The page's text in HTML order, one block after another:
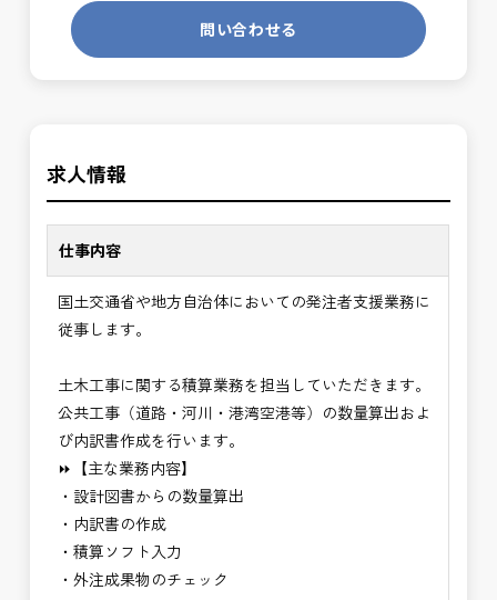
・積算ソフト入力
・外注成果物のチェック
・建設コンサルタント経験者
＊受注が多く、増員募集しております。
発注者支援業務は、社会基盤を支える大切な仕事で
の環境で、私たちと一緒に未来を築いていきません
か？
発注者側の立場で業務を行う、やりがいのあるお仕
事です。
長期的にお仕事が出来る方を募集しております。
✅ストレスのない、上下関係を気にしなくてもよい
職場環境
✅「仕事のやりがい」と「賃金」のバランスを大切
に致します。
⭐＝＝お祝い金100,000円＝＝⭐
※お祝い金の支給条件は、入社より3ヶ月経過され
その他支給条件の詳細については、問い合わせくだ
さい。
■勤務地について、ご希望のある方は別途ご相談く
ださい。
国土交通省、地方自治体
（東北地方、関東地方、中部地方、近畿地方など）
■発注者支援業務＜希望する業務をお選びくださ
問い合わせる
求人情報
仕事内容
国土交通省や地方自治体においての発注者支援業務に
従事します。
土木工事に関する積算業務を担当していただきます。
公共工事（道路・河川・港湾空港等）の数量算出およ
び内訳書作成を行います。
⏩【主な業務内容】
・設計図書からの数量算出
・内訳書の作成
・積算ソフト入力
・外注成果物のチェック